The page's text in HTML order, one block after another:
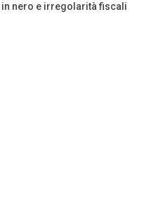
in nero e irregolarità fiscali